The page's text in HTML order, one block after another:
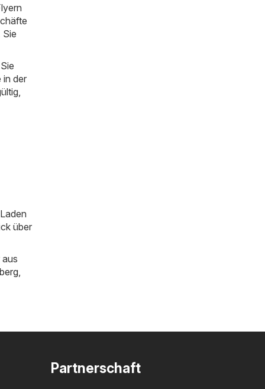
Sie
in der
über
Partnerschaft